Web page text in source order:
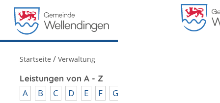
MENÜ
Startseite / Verwaltung
Leistungen von A - Z
A B C D E F G